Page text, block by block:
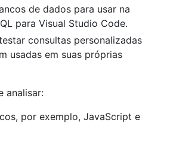
de dados para usar na
para Visual Studio Code.
consultas personalizadas
usadas em suas próprias
analisar:
por exemplo, JavaScript e